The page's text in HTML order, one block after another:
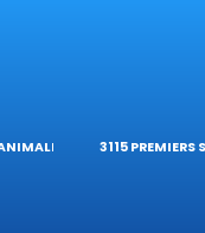
3115 PREMIERS